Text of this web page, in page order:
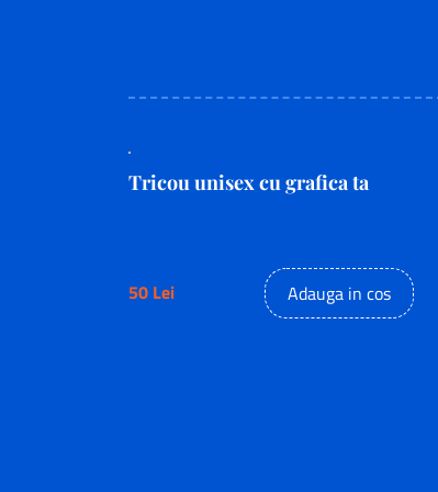
Tricou unisex cu grafica ta
50 Lei Adauga in cos